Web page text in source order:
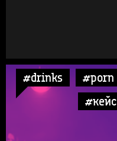
#drinks #porn
#кейс